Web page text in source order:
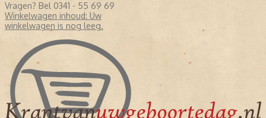
Vragen? Bel 0341 - 55 69 69
Winkelwagen inhoud: Uw
winkelwagen is nog leeg.